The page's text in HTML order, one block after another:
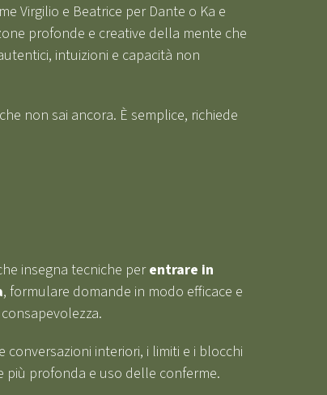
Virgilio e Beatrice per Dante o Ka e
profonde e creative della mente che
intuizioni e capacità non
non sai ancora. È semplice, richiede
insegna tecniche perentrare in
, formulare domande in modo efficace e
interiori, i limiti e i blocchi
più profonda e uso delle conferme.